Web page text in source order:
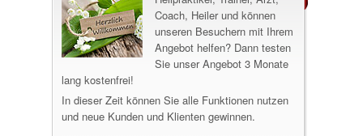
Coach, Heiler und können
unseren Besuchern mit Ihrem
Angebot helfen? Dann testen
Sie unser Angebot 3 Monate
lang kostenfrei!
In dieser Zeit können Sie alle Funktionen nutzen
und neue Kunden und Klienten gewinnen.